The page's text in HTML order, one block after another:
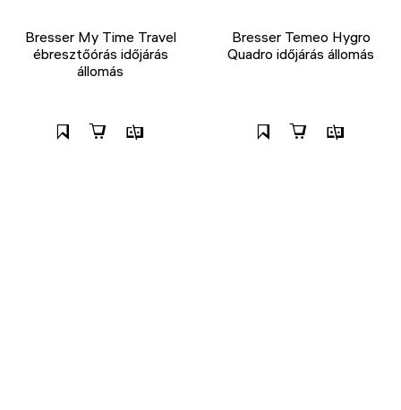
Bresser My Time Travel
ébresztőórás időjárás
állomás
Bresser Temeo Hygro
Quadro időjárás állomás